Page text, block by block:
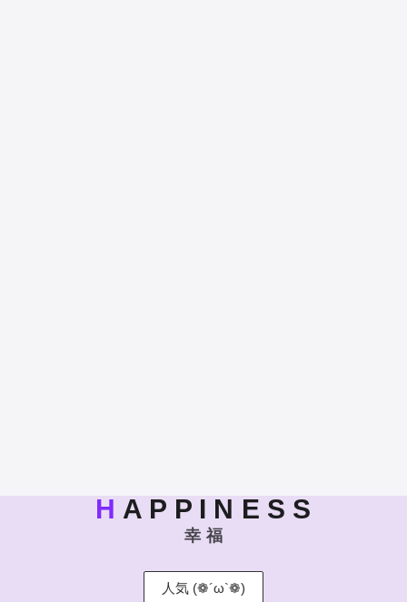
H A P P I N E S S
幸 福
人気 (❁´ω`❁)